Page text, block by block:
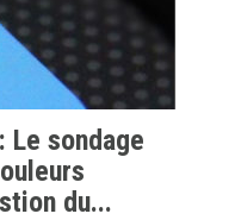
sondage
du...